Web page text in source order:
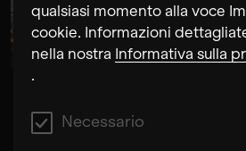
qualsiasi momento alla voce
cookie. Informazioni
nella nostra Informativa sulla
.
Necessario
Alma Su Baute